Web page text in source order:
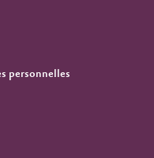
personnelles